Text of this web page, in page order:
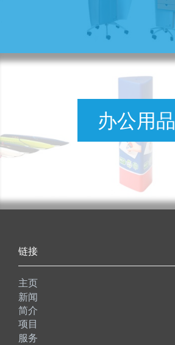
办公用品
链接
主页
新闻
简介
项目
服务